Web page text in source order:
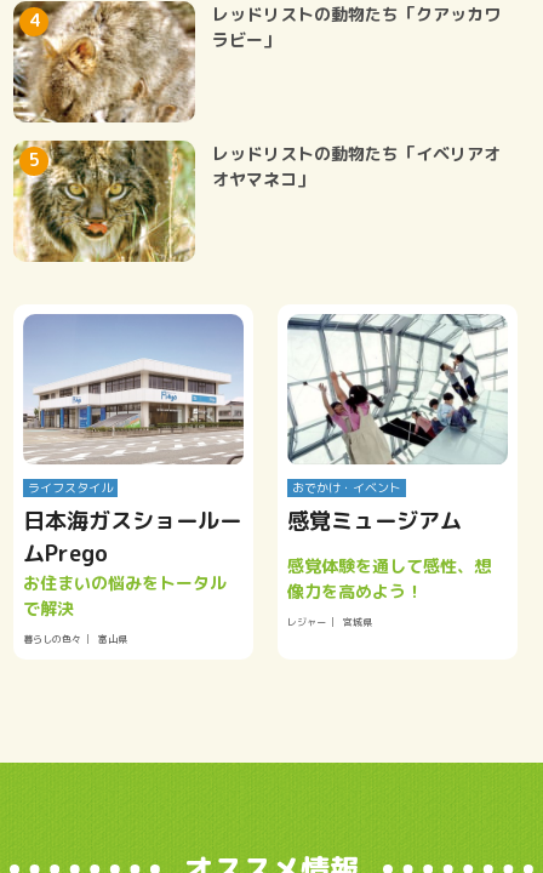
レッドリストの動物たち「クアッカワ
ラビー」
レッドリストの動物たち「イベリアオ
オヤマネコ」
ライフスタイル
日本海ガスショールー
ムPrego
お住まいの悩みをトータル
で解決
暮らしの色々 富山県
おでかけ・イベント
感覚ミュージアム
感覚体験を通して感性、想
像力を高めよう！
レジャー 宮城県